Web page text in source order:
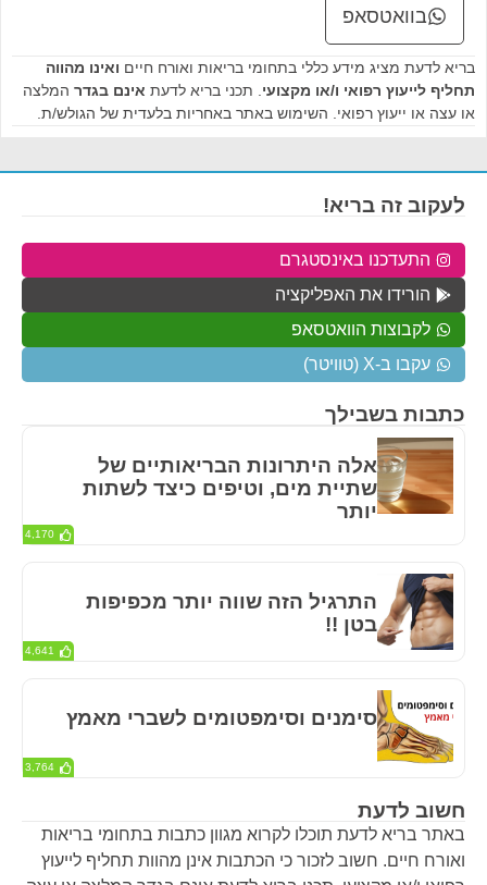
בוואטסאפ
בריא לדעת מציג מידע כללי בתחומי בריאות ואורח חיים ואינו מהווה
תחליף לייעוץ רפואי ו/או מקצועי. תכני בריא לדעת אינם בגדר המלצה
או עצה או ייעוץ רפואי. השימוש באתר באחריות בלעדית של הגולש/ת.
חשוב לדעת
באתר בריא לדעת תוכלו לקרוא מגוון כתבות בתחומי בריאות
ואורח חיים. חשוב לזכור כי הכתבות אינן מהוות תחליף לייעוץ
כתבות בשבילך
אלה היתרונות הבריאותיים של
שתיית מים, וטיפים כיצד לשתות
יותר
4,170
התרגיל הזה שווה יותר מכפיפות
בטן !!
4,641
סימנים וסימפטומים לשברי מאמץ
3,764
לעקוב זה בריא!
התעדכנו באינסטגרם
הורידו את האפליקציה
לקבוצות הוואטסאפ
עקבו ב-X (טוויטר)